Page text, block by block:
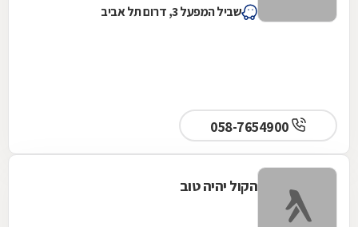
שביל המפעל 3, דרום תל אביב
הקול יהיה טוב